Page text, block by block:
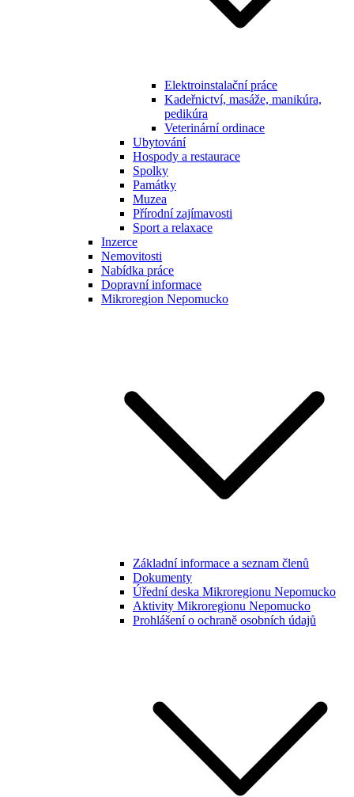
Elektroinstalační práce
Kadeřnictví, masáže, manikúra,
pedikúra
Veterinární ordinace
Ubytování
Hospody a restaurace
Spolky
Památky
Muzea
Přírodní zajímavosti
Sport a relaxace
Inzerce
Nemovitosti
Nabídka práce
Dopravní informace
Mikroregion Nepomucko
Základní informace a seznam členů
Dokumenty
Úřední deska Mikroregionu Nepomucko
Aktivity Mikroregionu Nepomucko
Prohlášení o ochraně osobních údajů